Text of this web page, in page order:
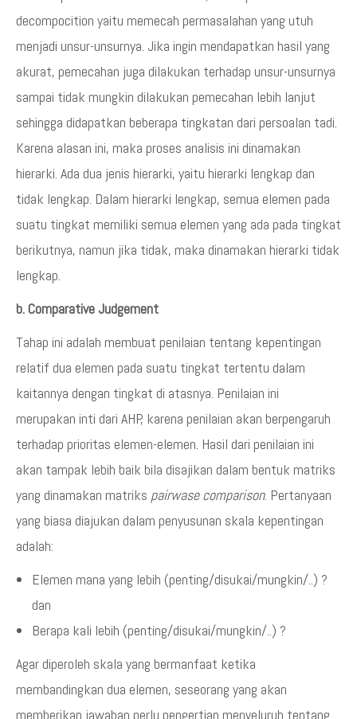
decompocition yaitu memecah permasalahan yang utuh
menjadi unsur-unsurnya. Jika ingin mendapatkan hasil yang
akurat, pemecahan juga dilakukan terhadap unsur-unsurnya
sampai tidak mungkin dilakukan pemecahan lebih lanjut
sehingga didapatkan beberapa tingkatan dari persoalan tadi.
Karena alasan ini, maka proses analisis ini dinamakan
hierarki. Ada dua jenis hierarki, yaitu hierarki lengkap dan
tidak lengkap. Dalam hierarki lengkap, semua elemen pada
suatu tingkat memiliki semua elemen yang ada pada tingkat
berikutnya, namun jika tidak, maka dinamakan hierarki tidak
lengkap.
b. Comparative Judgement
Tahap ini adalah membuat penilaian tentang kepentingan
relatif dua elemen pada suatu tingkat tertentu dalam
kaitannya dengan tingkat di atasnya. Penilaian ini
merupakan inti dari AHP, karena penilaian akan berpengaruh
terhadap prioritas elemen-elemen. Hasil dari penilaian ini
akan tampak lebih baik bila disajikan dalam bentuk matriks
yang dinamakan matriks pairwase comparison. Pertanyaan
yang biasa diajukan dalam penyusunan skala kepentingan
adalah:
Elemen mana yang lebih (penting/disukai/mungkin/..) ?
dan
Berapa kali lebih (penting/disukai/mungkin/..) ?
Agar diperoleh skala yang bermanfaat ketika
membandingkan dua elemen, seseorang yang akan
memberikan jawaban perlu pengertian menyeluruh tentang